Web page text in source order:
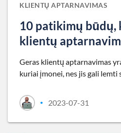
KLIENTŲ APTARNAVIMAS
10 patikimų būdų,
klientų
Geras klientų aptarnavimas
kuriai įmonei, nes jis gali lemti
• 2023-07-31